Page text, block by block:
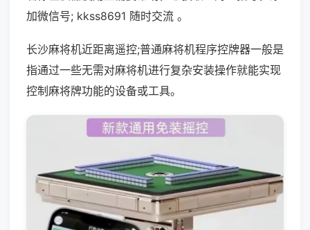
加微信号; kkss8691 随时交流 。
长沙麻将机近距离遥控;普通麻将机程序控牌器一般是
指通过一些无需对麻将机进行复杂安装操作就能实现
控制麻将牌功能的设备或工具。